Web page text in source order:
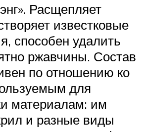
Расщепляет
известковые
способен удалить
ржавчины. Состав
по отношению ко
для
материалам: им
и разные виды